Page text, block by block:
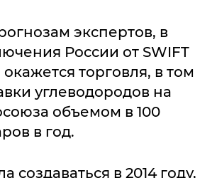
экспертов, в
России от SWIFT
торговля, в том
углеводородов на
объемом в 100
в год.
создаваться в 2014 году,